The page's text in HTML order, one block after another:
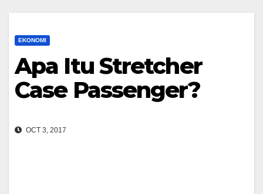
EKONOMI
Apa Itu Stretcher
Case Passenger?
OCT 3, 2017